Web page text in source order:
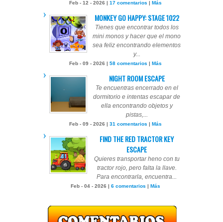
Feb - 12 - 2026 | 17 comentarios | Más
MONKEY GO HAPPY: STAGE 1022
Tienes que encontrar todos los
mini monos y hacer que el mono
sea feliz encontrando elementos
y...
Feb - 09 - 2026 | 58 comentarios | Más
NIGHT ROOM ESCAPE
Te encuentras encerrado en el
dormitorio e intentas escapar de
ella encontrando objetos y
pistas,...
Feb - 09 - 2026 | 31 comentarios | Más
FIND THE RED TRACTOR KEY
ESCAPE
Quieres transportar heno con tu
tractor rojo, pero falta la llave.
Para encontrarla, encuentra...
Feb - 04 - 2026 | 6 comentarios | Más